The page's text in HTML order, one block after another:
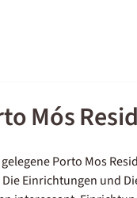
Mós
Porto Mos
Einrichtungen und